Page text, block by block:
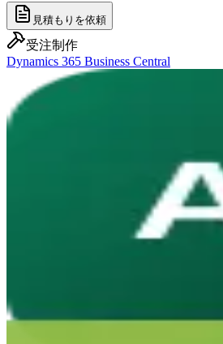
見積もりを依頼
受注制作
Dynamics 365 Business Central